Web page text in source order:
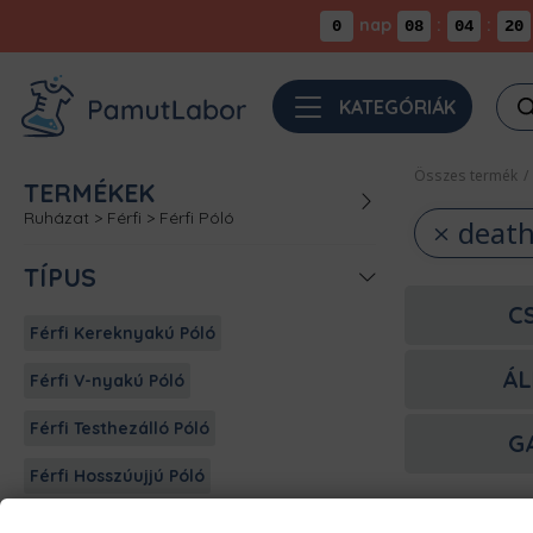
0 nap 08 : 04 : 20
KATEGÓRIÁK
TERMÉKEK
Ruházat > Férfi > Férfi Póló
TÍPUS
Férfi Kereknyakú Póló
Férfi V-nyakú Póló
Férfi Testhezálló Póló
Férfi Hosszúujjú Póló
Összes termék /